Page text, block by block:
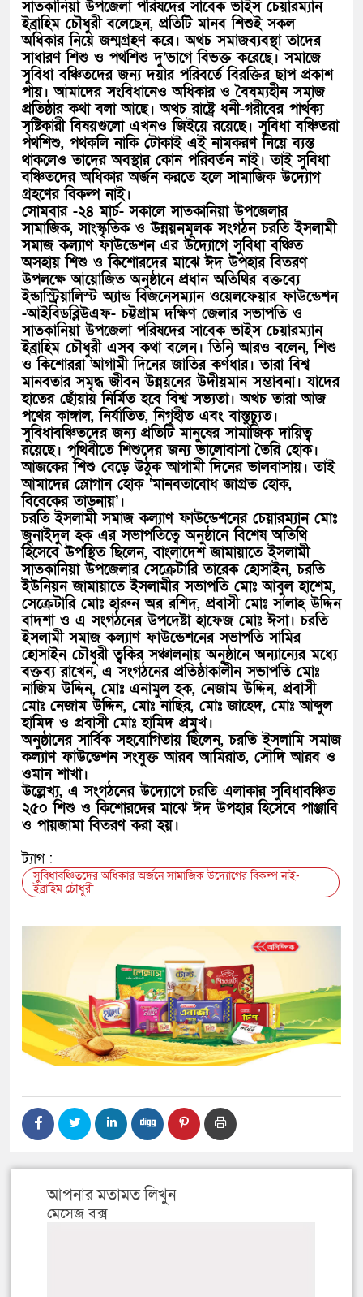
সাতকানিয়া উপজেলা পরিষদের সাবেক ভাইস চেয়ারম্যান
ইব্রাহিম চৌধুরী বলেছেন, প্রতিটি মানব শিশুই সকল
অধিকার নিয়ে জন্মগ্রহণ করে। অথচ সমাজব্যবস্থা তাদের
সাধারণ শিশু ও পথশিশু দু’ভাগে বিভক্ত করেছে। সমাজে
সুবিধা বঞ্চিতদের জন্য দয়ার পরিবর্তে বিরক্তির ছাপ প্রকাশ
পায়। আমাদের সংবিধানেও অধিকার ও বৈষম্যহীন সমাজ
প্রতিষ্ঠার কথা বলা আছে। অথচ রাষ্ট্রে ধনী-গরীবের পার্থক্য
সৃষ্টিকারী বিষয়গুলো এখনও জিইয়ে রয়েছে। সুবিধা বঞ্চিতরা
পথশিশু, পথকলি নাকি টোকাই এই নামকরণ নিয়ে ব্যস্ত
থাকলেও তাদের অবস্থার কোন পরিবর্তন নাই। তাই সুবিধা
বঞ্চিতদের অধিকার অর্জন করতে হলে সামাজিক উদ্যোগ
গ্রহণের বিকল্প নাই।
সোমবার -২৪ মার্চ- সকালে সাতকানিয়া উপজেলার
সামাজিক, সাংস্কৃতিক ও উন্নয়নমূলক সংগঠন চরতি ইসলামী
সমাজ কল্যাণ ফাউন্ডেশন এর উদ্যোগে সুবিধা বঞ্চিত
অসহায় শিশু ও কিশোরদের মাঝে ঈদ উপহার বিতরণ
উপলক্ষে আয়োজিত অনুষ্ঠানে প্রধান অতিথির বক্তব্যে
ইন্ডাস্ট্রিয়ালিস্ট অ্যান্ড বিজনেসম্যান ওয়েলফেয়ার ফাউন্ডেশন
-আইবিডব্লিউএফ- চট্টগ্রাম দক্ষিণ জেলার সভাপতি ও
সাতকানিয়া উপজেলা পরিষদের সাবেক ভাইস চেয়ারম্যান
ইব্রাহিম চৌধুরী এসব কথা বলেন। তিনি আরও বলেন, শিশু
ও কিশোররা আগামী দিনের জাতির কর্ণধার। তারা বিশ্ব
মানবতার সমৃদ্ধ জীবন উন্নয়নের উদীয়মান সম্ভাবনা। যাদের
হাতের ছোঁয়ায় নির্মিত হবে বিশ্ব সভ্যতা। অথচ তারা আজ
পথের কাঙ্গাল, নির্যাতিত, নিগৃহীত এবং বাস্তুচ্যুত।
সুবিধাবঞ্চিতদের জন্য প্রতিটি মানুষের সামাজিক দায়িত্ব
রয়েছে। পৃথিবীতে শিশুদের জন্য ভালোবাসা তৈরি হোক।
আজকের শিশু বেড়ে উঠুক আগামী দিনের ভালবাসায়। তাই
আমাদের স্লোগান হোক ‘মানবতাবোধ জাগ্রত হোক,
বিবেকের তাড়নায়’।
চরতি ইসলামী সমাজ কল্যাণ ফাউন্ডেশনের চেয়ারম্যান মোঃ
জুনাইদুল হক এর সভাপতিত্বে অনুষ্ঠানে বিশেষ অতিথি
হিসেবে উপস্থিত ছিলেন, বাংলাদেশ জামায়াতে ইসলামী
সাতকানিয়া উপজেলার সেক্রেটারি তারেক হোসাইন, চরতি
ইউনিয়ন জামায়াতে ইসলামীর সভাপতি মোঃ আবুল হাশেম,
সেক্রেটারি মোঃ হারুন অর রশিদ, প্রবাসী মোঃ সালাহ উদ্দিন
বাদশা ও এ সংগঠনের উপদেষ্টা হাফেজ মোঃ ঈসা। চরতি
ইসলামী সমাজ কল্যাণ ফাউন্ডেশনের সভাপতি সামির
হোসাইন চৌধুরী ত্বকির সঞ্চালনায় অনুষ্ঠানে অন্যান্যের মধ্যে
বক্তব্য রাখেন, এ সংগঠনের প্রতিষ্ঠাকালীন সভাপতি মোঃ
নাজিম উদ্দিন, মোঃ এনামুল হক, নেজাম উদ্দিন, প্রবাসী
মোঃ নেজাম উদ্দিন, মোঃ নাছির, মোঃ জাহেদ, মোঃ আব্দুল
হামিদ ও প্রবাসী মোঃ হামিদ প্রমুখ।
অনুষ্ঠানের সার্বিক সহযোগিতায় ছিলেন, চরতি ইসলামি সমাজ
কল্যাণ ফাউন্ডেশন সংযুক্ত আরব আমিরাত, সৌদি আরব ও
ওমান শাখা।
উল্লেখ্য, এ সংগঠনের উদ্যােগে চরতি এলাকার সুবিধাবঞ্চিত
২৫০ শিশু ও কিশোরদের মাঝে ঈদ উপহার হিসেবে পাঞ্জাবি
ও পায়জামা বিতরণ করা হয়।
ট্যাগ :
সুবিধাবঞ্চিতদের অধিকার অর্জনে সামাজিক উদ্যোগের বিকল্প নাই-
ইব্রাহিম চৌধুরী
আপনার মতামত লিখুন
মেসেজ বক্স